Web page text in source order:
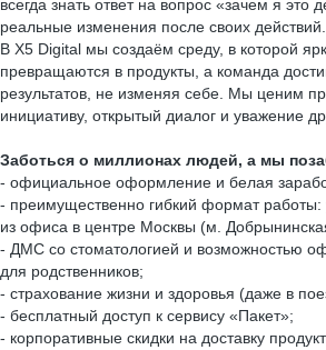
всегда знать ответ на вопрос «зачем я это
реальные изменения после своих действий.
В X5 Digital мы создаём среду, в которой
превращаются в продукты, а команда
результатов, не изменяя себе. Мы ценим
инициативу, открытый диалог и уважение
Заботься о миллионах людей, а мы
- официальное оформление и белая
- преимущественно гибкий формат работы:
из офиса в центре Москвы (м.
- ДМС со стоматологией и возможностью
для родственников;
- страхование жизни и здоровья (даже в
- бесплатный доступ к сервису «Пакет»;
- корпоративные скидки на доставку